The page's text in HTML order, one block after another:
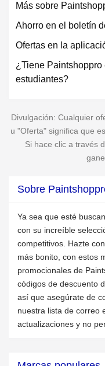
Más sobre
Ahorro en el boletín
Ofertas en la
¿Tiene Paintshoppro
estudiantes?
Divulgación: Cualquier
u "Oferta" significa que
Si hace clic a través
Sobre
Ya sea que esté
con su increíble
competitivos. Hazte
más bonito, con estos
promocionales de
códigos de descuento
así que asegúrate de
nuestra lista de correo
actualizaciones y no